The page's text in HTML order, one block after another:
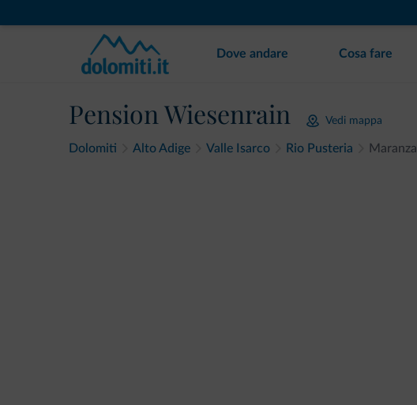
Dove andare Cosa fare
Pension Wiesenrain Vedi mappa
Dolomiti Alto Adige Valle Isarco Rio Pusteria Maranza